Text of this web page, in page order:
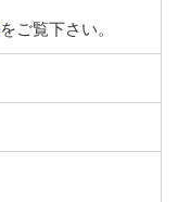
をご覧下さい。